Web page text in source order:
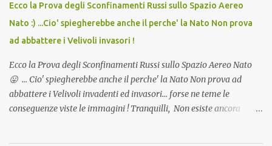
Ecco la Prova degli Sconfinamenti Russi sullo Spazio Aereo
Nato :) ...Cio' spiegherebbe anche il perche' la Nato Non prova
ad abbattere i Velivoli invasori !
Ecco la Prova degli Sconfinamenti Russi sullo Spazio Aereo Nato
😛 ... Cio' spiegherebbe anche il perche' la Nato Non prova ad
abbattere i Velivoli invadenti ed invasori... forse ne teme le
conseguenze viste le immagini ! Tranquilli, Non esiste ancora